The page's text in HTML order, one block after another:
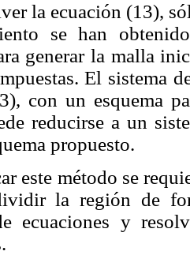
la ecuación (13),
se han
generar la malla
El sistema
con un esquema
reducirse a un
propuesto.
este método se
la región de
ecuaciones y